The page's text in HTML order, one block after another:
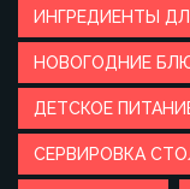
ИНГРЕДИЕНТЫ
НОВОГОДНИЕ
ДЕТСКОЕ
СЕРВИРОВКА